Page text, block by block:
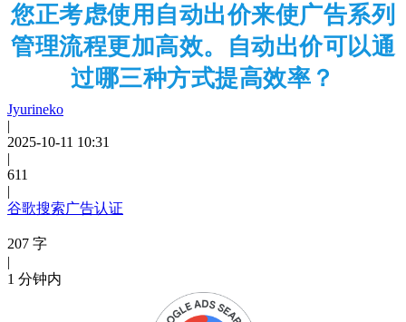
您正考虑使用自动出价来使广告系列
管理流程更加高效。自动出价可以通
过哪三种方式提高效率？
Jyurineko
|
2025-10-11 10:31
|
611
|
谷歌搜索广告认证
207 字
|
1 分钟内